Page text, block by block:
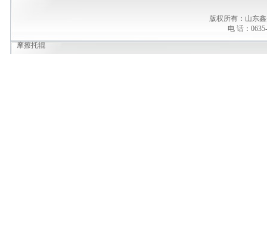
版权所有：山东
电 话：
摩擦托辊